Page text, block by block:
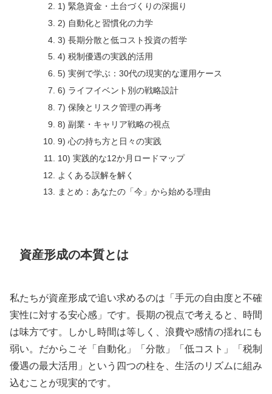
1) 緊急資金・土台づくりの深掘り
2) 自動化と習慣化の力学
3) 長期分散と低コスト投資の哲学
4) 税制優遇の実践的活用
5) 実例で学ぶ：30代の現実的な運用ケース
6) ライフイベント別の戦略設計
7) 保険とリスク管理の再考
8) 副業・キャリア戦略の視点
9) 心の持ち方と日々の実践
10) 実践的な12か月ロードマップ
よくある誤解を解く
まとめ：あなたの「今」から始める理由
資産形成の本質とは
私たちが資産形成で追い求めるのは「手元の自由度と不確
実性に対する安心感」です。長期の視点で考えると、時間
は味方です。しかし時間は等しく、浪費や感情の揺れにも
弱い。だからこそ「自動化」「分散」「低コスト」「税制
優遇の最大活用」という四つの柱を、生活のリズムに組み
込むことが現実的です。